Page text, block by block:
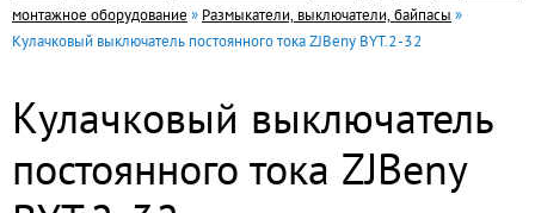
монтажное оборудование » Размыкатели, выключатели, байпасы »
Кулачковый выключатель постоянного тока ZJBeny BYT.2-32
Кулачковый выключатель
постоянного тока ZJBeny